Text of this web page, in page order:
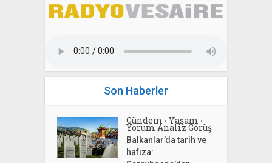
Son Haberler
Gündem • Yaşam •
Yorum Analiz Görüş
Balkanlar’da tarih ve
hafıza: